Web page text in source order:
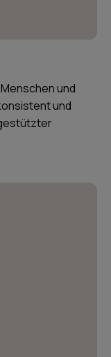
und
und